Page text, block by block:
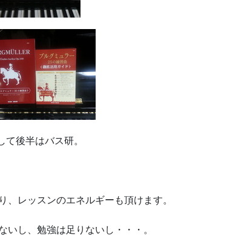
て後半はバス研。
レッスンのエネルギーも頂けます。
し、勉強は足りないし・・・。